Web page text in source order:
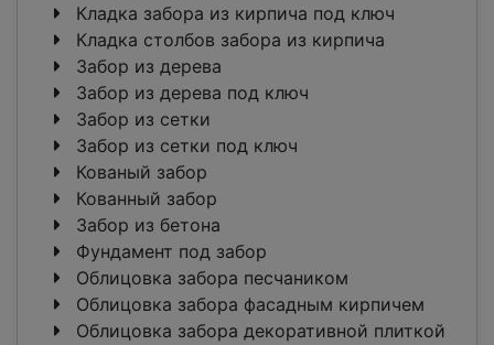
Кладка забора из кирпича под ключ
Кладка столбов забора из кирпича
Забор из дерева
Забор из дерева под ключ
Забор из сетки
Забор из сетки под ключ
Кованый забор
Кованный забор
Забор из бетона
Фундамент под забор
Облицовка забора песчаником
Облицовка забора фасадным кирпичем
Облицовка забора декоративной плиткой